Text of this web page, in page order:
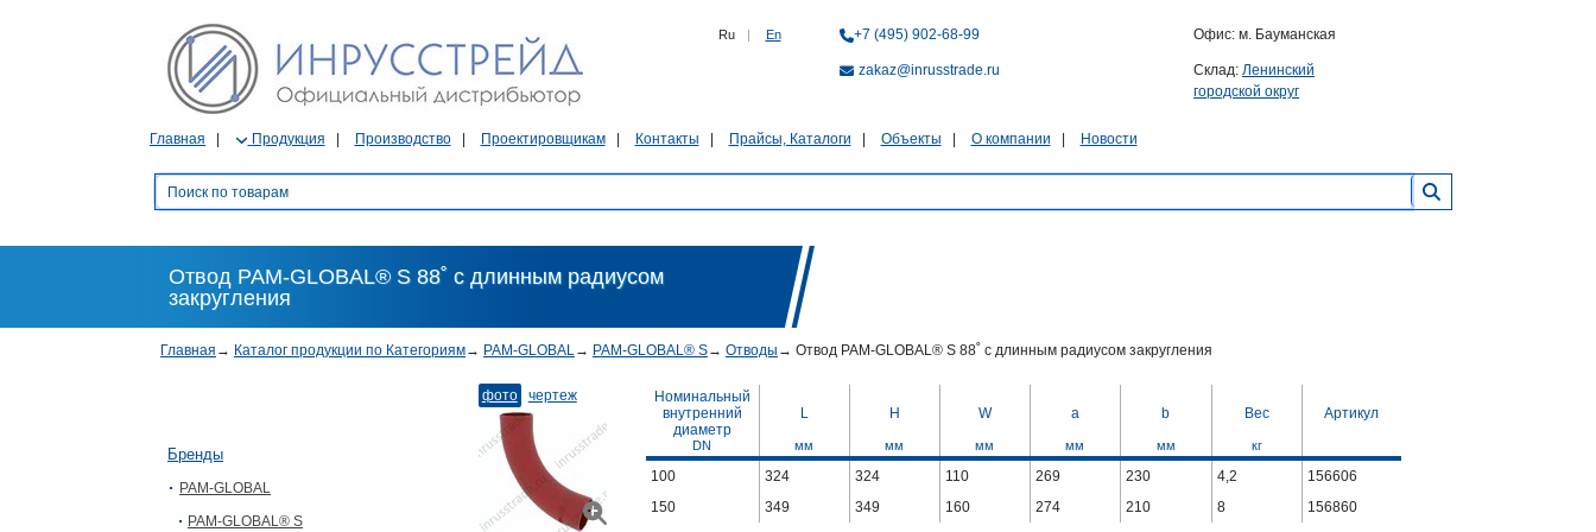
Ru | En +7 (495) 902-68-99
zakaz@inrusstrade.ru
Офис: м. Бауманская
Склад: Ленинский
городской округ
Главная Продукция Производство Проектировщикам Контакты Прайсы, Каталоги Объекты О компании Новости
Отвод PAM-GLOBAL® S 88˚ с длинным радиусом
закругления
Главная → Каталог продукции по Категориям→ PAM-GLOBAL→ PAM-GLOBAL® S→ Отводы → Отвод PAM-GLOBAL® S 88˚ с длинным радиусом закругления
Бренды
PAM-GLOBAL
PAM-GLOBAL® S
фото чертеж
Номинальный
внутренний
диаметр
L H W a b Вес Артикул
DN мм мм мм мм мм кг
100 324 324 110 269 230 4,2
156606
150
349 349 160 274 210 8 156860